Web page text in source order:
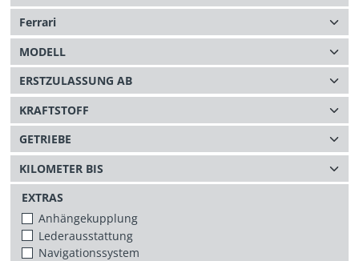
EXTRAS
Anhängekupplung
Lederausstattung
Navigationssystem